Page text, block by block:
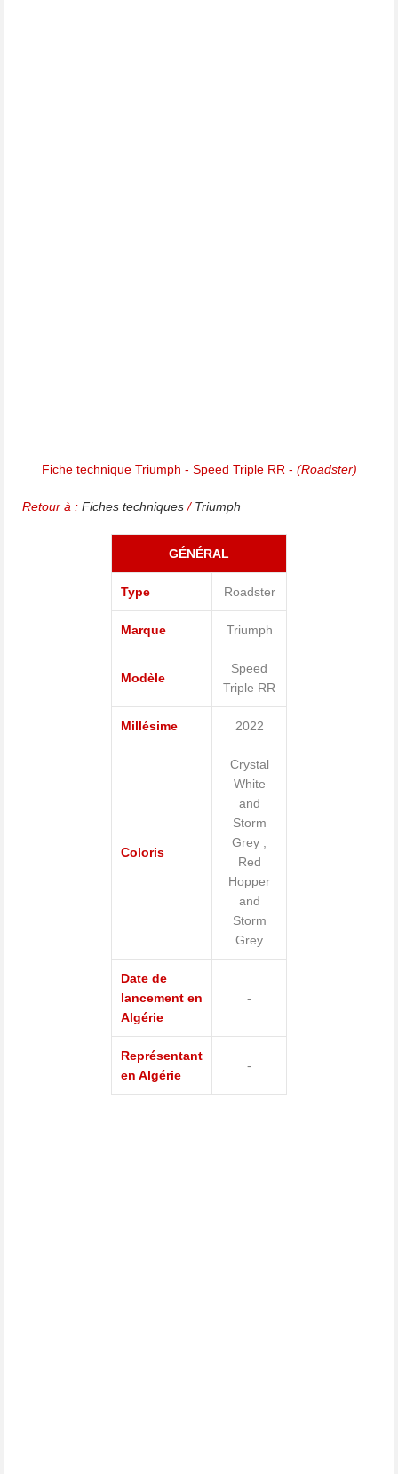
Fiche technique Triumph - Speed Triple RR - (Roadster)
Retour à :Fiches techniques/ Triumph
GÉNÉRAL
Type Roadster
Marque Triumph
Modèle
Speed
Triple RR
Millésime 2022
Coloris
Crystal
White
and
Storm
Grey ;
Red
Hopper
and
Storm
Grey
Date de
lancement en
Algérie
-
Représentant
en Algérie
-